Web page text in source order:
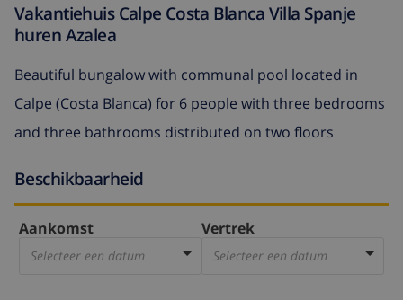
Vakantiehuis Calpe Costa Blanca Villa Spanje
huren Azalea
Beautiful bungalow with communal pool located in
Calpe (Costa Blanca) for 6 people with three bedrooms
and three bathrooms distributed on two floors
Beschikbaarheid
Aankomst
Selecteer een datum
Vertrek
Selecteer een datum